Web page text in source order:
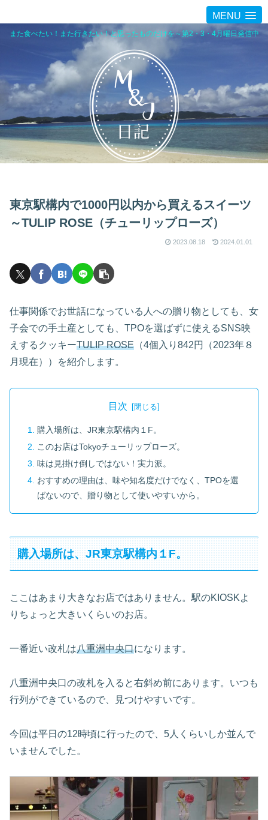
MENU
また食べたい！また行きたい！と思ったものだけを～第2・3・4月曜日発信中
東京駅構内で1000円以内から買えるスイーツ
～TULIP ROSE（チューリップローズ）
2023.08.18 2024.01.01
仕事関係でお世話になっている人への贈り物としても、女
子会での手土産としても、TPOを選ばずに使えるSNS映
えするクッキーTULIP ROSE （4個入り842円（2023年８
月現在））を紹介します。
目次
購入場所は、JR東京駅構内１F。
このお店はTokyoチューリップローズ。
味は見掛け倒しではない！実力派。
おすすめの理由は、味や知名度だけでなく、TPOを選
ばないので、贈り物として使いやすいから。
購入場所は、JR東京駅構内１F。
ここはあまり大きなお店ではありません。駅のKIOSKよ
りちょっと大きいくらいのお店。
一番近い改札は八重洲中央口になります。
八重洲中央口の改札を入ると右斜め前にあります。いつも
行列ができているので、見つけやすいです。
今回は平日の12時頃に行ったので、5人くらいしか並んで
いませんでした。